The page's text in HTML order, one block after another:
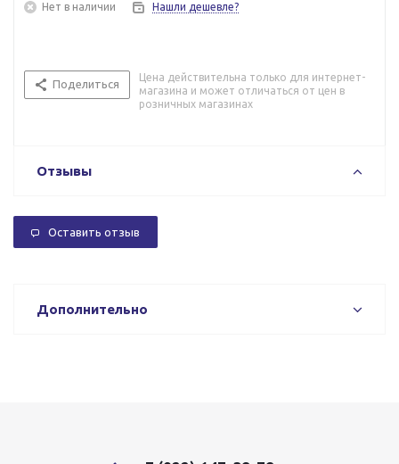
Нет в наличии Нашли дешевле?
Поделиться
Цена действительна только для интернет-
магазина и может отличаться от цен в
розничных магазинах
Отзывы
Оставить отзыв
Дополнительно